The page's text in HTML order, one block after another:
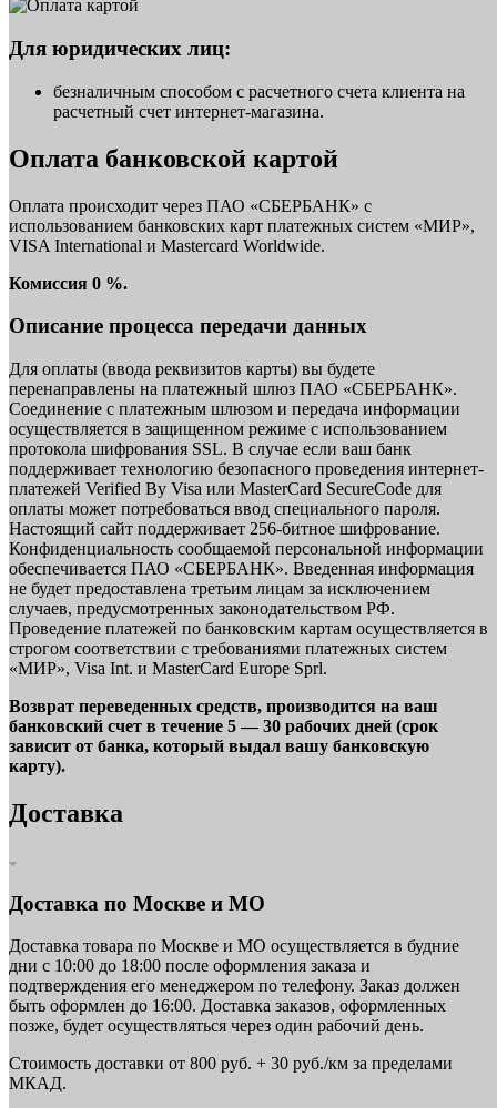
Для юридических лиц:
безналичным способом с расчетного счета клиента на
расчетный счет интернет-магазина.
Оплата банковской картой
Оплата происходит через ПАО «СБЕРБАНК» с
использованием банковских карт платежных систем «МИР»,
VISA International и Mastercard Worldwide.
Комиссия 0 %.
Описание процесса передачи данных
Для оплаты (ввода реквизитов карты) вы будете
перенаправлены на платежный шлюз ПАО «СБЕРБАНК».
Соединение с платежным шлюзом и передача информации
осуществляется в защищенном режиме с использованием
протокола шифрования SSL. В случае если ваш банк
поддерживает технологию безопасного проведения интернет-
платежей Verified By Visa или MasterCard SecureCode для
оплаты может потребоваться ввод специального пароля.
Настоящий сайт поддерживает 256-битное шифрование.
Конфиденциальность сообщаемой персональной информации
обеспечивается ПАО «СБЕРБАНК». Введенная информация
не будет предоставлена третьим лицам за исключением
случаев, предусмотренных законодательством РФ.
Проведение платежей по банковским картам осуществляется в
строгом соответствии с требованиями платежных систем
«МИР», Visa Int. и MasterCard Europe Sprl.
Возврат переведенных средств, производится на ваш
банковский счет в течение 5 — 30 рабочих дней (срок
зависит от банка, который выдал вашу банковскую
карту).
Доставка
Доставка по Москве и МО
Доставка товара по Москве и МО осуществляется в будние
дни с 10:00 до 18:00 после оформления заказа и
подтверждения его менеджером по телефону. Заказ должен
быть оформлен до 16:00. Доставка заказов, оформленных
позже, будет осуществляться через один рабочий день.
Стоимость доставки от 800 руб. + 30 руб./км за пределами
МКАД.